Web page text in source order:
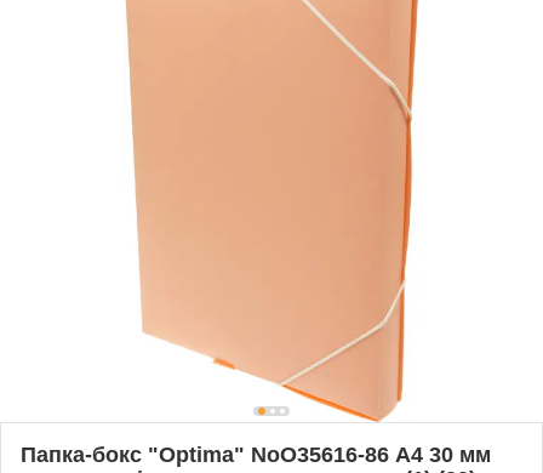
Папка-бокс "Optima" NoO35616-86 А4 30 мм